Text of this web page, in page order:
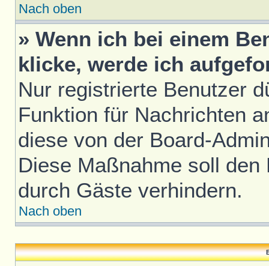
Nach oben
» Wenn ich bei einem
klicke, werde ich
Nur registrierte Benutzer
Funktion für Nachrichten
diese von der Board-
Diese Maßnahme soll
durch Gäste verhindern.
Nach oben